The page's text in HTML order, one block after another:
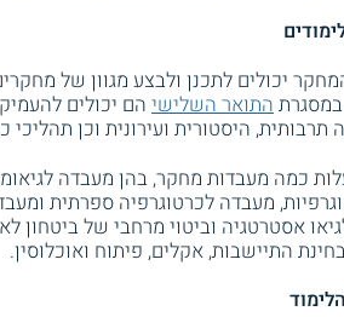
יכולים לתכנן ולבצע מגוון של
התואר השלישי הם יכולים
תרבותית, היסטורית ועירונית וכן תהליכי
כמה מעבדות מחקר, בהן מעבדה
מעבדה לכרטוגרפיה ספרתית
אסטרטגיה וביטוי מרחבי של ביטחון
התיישבות, אקלים, פיתוח ואוכלוסין.